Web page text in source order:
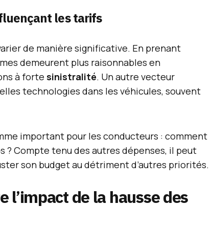
les tarifs
de manière significative. En prenant
demeurent plus raisonnables en
à forte sinistralité. Un autre vecteur
technologies dans les véhicules, souvent
important pour les conducteurs : comment
? Compte tenu des autres dépenses, il peut
son budget au détriment d’autres priorités.
l’impact de la hausse des